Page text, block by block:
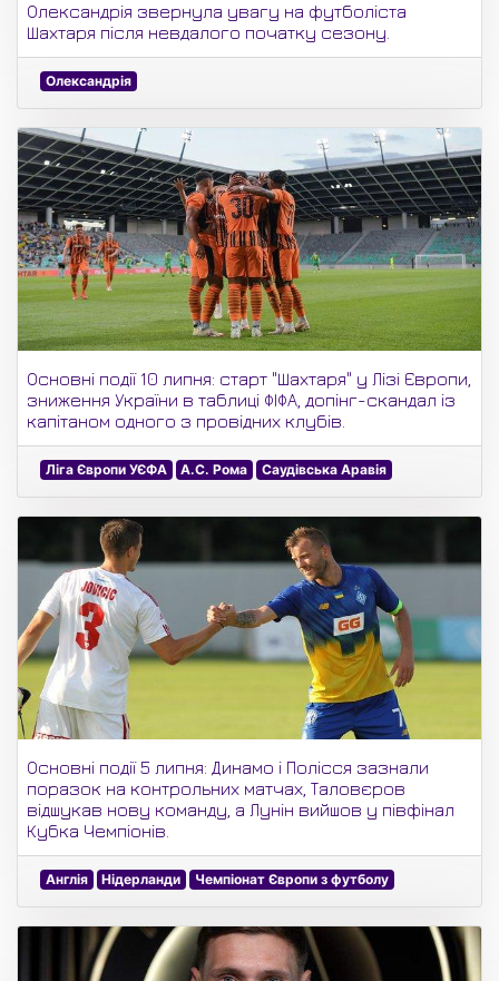
Олександрія звернула увагу на футболіста
Шахтаря після невдалого початку сезону.
Олександрія
Основні події 10 липня: старт "Шахтаря" у Лізі Європи,
зниження України в таблиці ФІФА, допінг-скандал із
капітаном одного з провідних клубів.
Ліга Європи УЄФА А.С. Рома Саудівська Аравія
Основні події 5 липня: Динамо і Полісся зазнали
поразок на контрольних матчах, Таловєров
відшукав нову команду, а Лунін вийшов у півфінал
Кубка Чемпіонів.
Англія Нідерланди Чемпіонат Європи з футболу